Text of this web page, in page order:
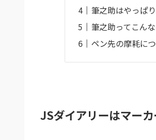
筆之助はやっぱ
筆之助ってこん
ペン先の摩耗に
JSダイアリーはマー